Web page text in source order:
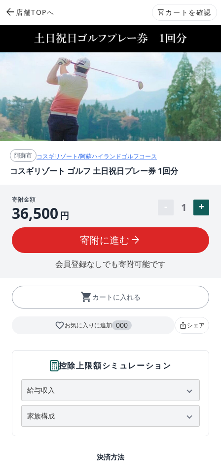
arrow_back 店舗TOPへ shopping_cart カートを確認
阿蘇市 コスギリゾート/阿蘇ハイランドゴルフコース
コスギリゾート ゴルフ 土日祝日プレー券 1回分
寄附金額
36,500 円
1
寄附に進む arrow_forward
会員登録なしでも寄附可能です
shopping_cart カートに入れる
favorite_borderお気に入りに追加 000 ios_shareシェア
控除上限額シミュレーション
決済方法